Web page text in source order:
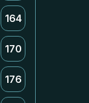
164
170
176